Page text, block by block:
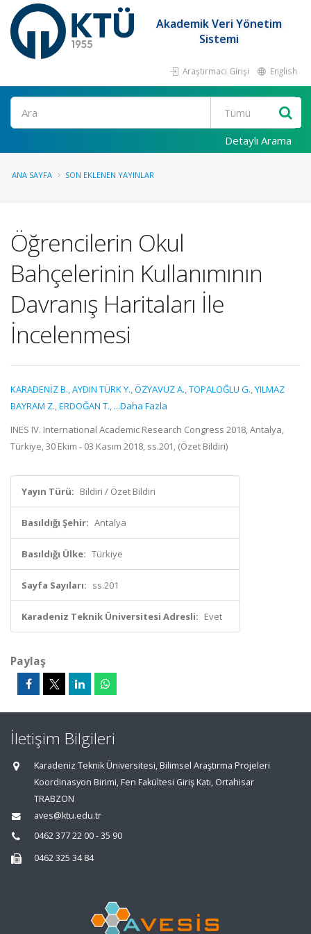
Akademik Veri Yönetim
Sistemi
Araştırmacı Girişi English
Ara
Detaylı Arama
ANA SAYFA SON EKLENEN YAYINLAR
Öğrencilerin Okul
Bahçelerinin Kullanımının
Davranış Haritaları İle
İncelenmesi
KARADENİZ B.,AYDIN TÜRK Y.,ÖZYAVUZ A.,TOPALOĞLU G.,YILMAZ
BAYRAM Z.,ERDOĞAN T., ...Daha Fazla
INES IV. International Academic Research Congress 2018, Antalya,
Türkiye, 30 Ekim - 03 Kasım 2018, ss.201, (Özet Bildiri)
Yayın Türü: Bildiri / Özet Bildiri
Basıldığı Şehir: Antalya
Basıldığı Ülke: Türkiye
Sayfa Sayıları: ss.201
Karadeniz Teknik Üniversitesi Adresli: Evet
Paylaş
İletişim Bilgileri
Karadeniz Teknik Üniversitesi, Bilimsel Araştırma Projeleri
Koordinasyon Birimi, Fen Fakültesi Giriş Katı, Ortahisar
TRABZON
aves@ktu.edu.tr
0462 377 22 00 - 35 90
0462 325 34 84